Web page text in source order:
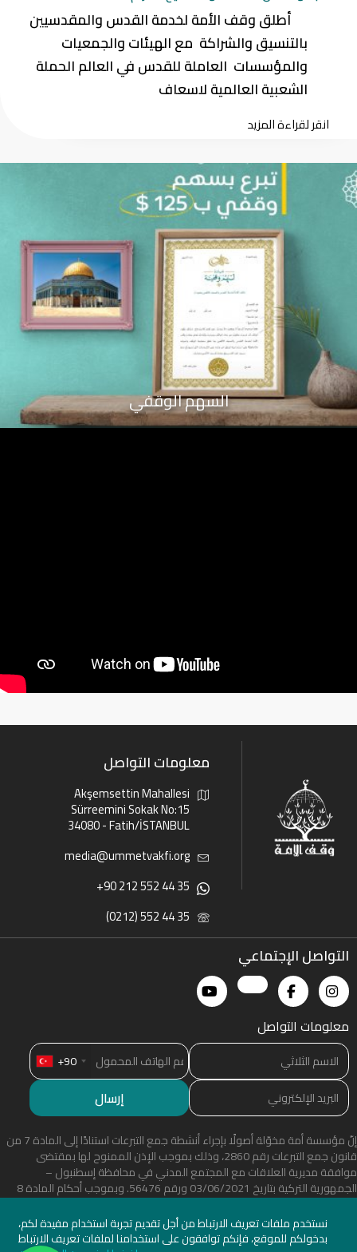
أطلق وقف الأمة لخدمة القدس والمقدسيين
بالتنسيق والشراكة مع الهيئات والجمعيات
والمؤسسات العاملة للقدس في العالم الحملة
الشعبية العالمية لاسعاف
انقر لقراءة المزيد
السهم الوقفي
معلومات التواصل
Akşemsettin Mahallesi
Sürreemini Sokak No:15
34080 - Fatih/İSTANBUL
media@ummetvakfi.org
+90 212 552 44 35
(0212) 552 44 35
التواصل الإجتماعي
معلومات التواصل
+90
إنّ مؤسسة أمة مخوّلة أصولًا بإجراء أنشطة جمع التبرعات استنادًا إلى المادة 7 من
قانون جمع التبرعات رقم 2860، وذلك بموجب الإذن الممنوح لها بمقتضى
موافقة مديرية العلاقات مع المجتمع المدني في محافظة إسطنبول –
الجمهورية التركية بتاريخ 03/06/2021 ورقم 56476. وبموجب أحكام المادة 8
من القانون المذكور، تخضع المؤسسة لعمليات التفتيش والرقابة من قبل الوحدات
المختصة التابعة لـ مديرية العلاقات مع المجتمع المدني في محافظة إسطنبول –
الجمهورية التركية.
نستخدم ملفات تعريف الارتباط من أجل تقديم تجربة استخدام مفيدة لكم،
بدخولكم للموقع، فإنكم توافقون على استخدامنا لملفات تعريف الارتباط